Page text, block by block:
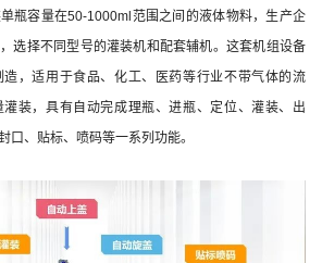
瓶容量在50-1000ml范围之间的液体物料，生产企
选择不同型号的灌装机和配套辅机。这套机组设备
，适用于食品、化工、医药等行业不带气体的流
装，具有自动完成理瓶、进瓶、定位、灌装、出
口、贴标、喷码等一系列功能。